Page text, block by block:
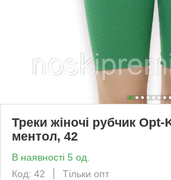
Треки жіночі рубчик
ментол, 42
В наявності 5 од.
Код: 42
Тільки опт